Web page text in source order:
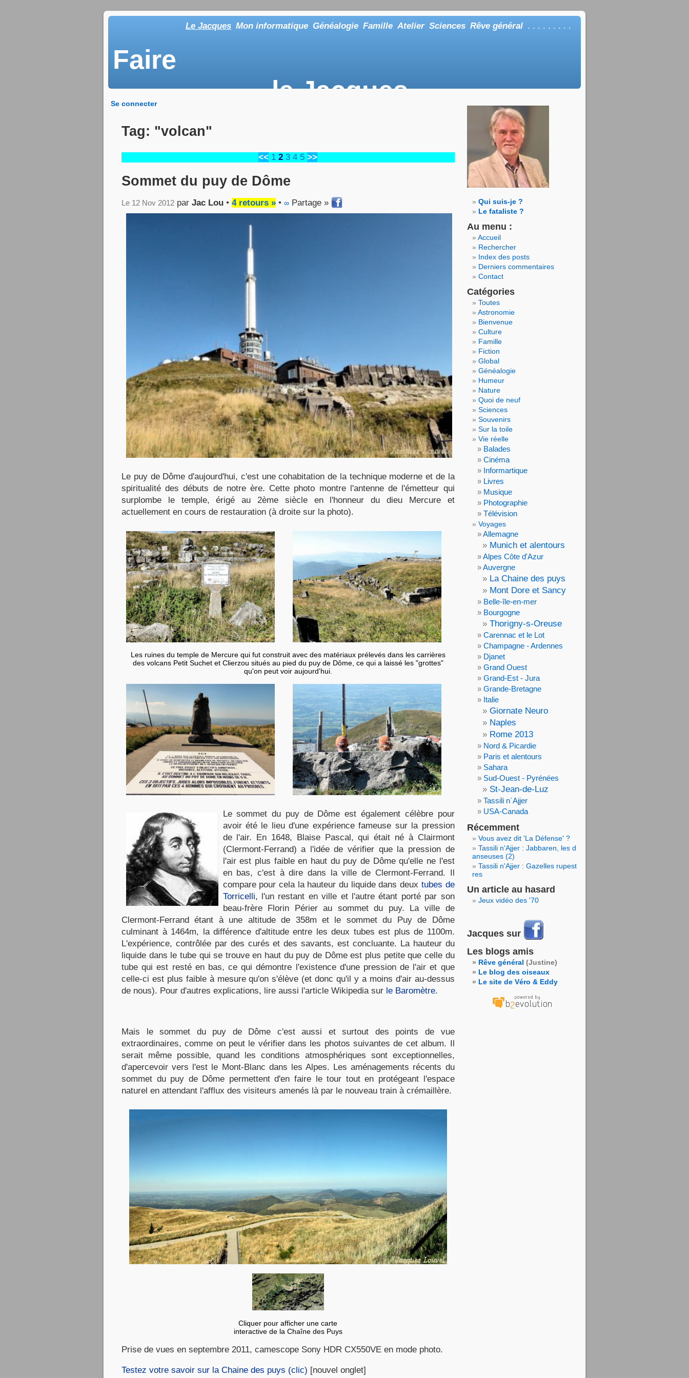
Le Jacques Mon informatique Généalogie Famille Atelier Sciences Rêve général . . . . . . . . .
Faire
le Jacques
Se connecter
Tag: "volcan"
<< 1 2 3 4 5 >>
Sommet du puy de Dôme
Le 12 Nov 2012 par Jac Lou • 4 retours » • ∞ Partage »
Le puy de Dôme d'aujourd'hui, c'est une cohabitation de la technique moderne et de la
spiritualité des débuts de notre ère. Cette photo montre l'antenne de l'émetteur qui
surplombe le temple, érigé au 2ème siècle en l'honneur du dieu Mercure et
actuellement en cours de restauration (à droite sur la photo).
Les ruines du temple de Mercure qui fut construit avec des matériaux prélevés dans les carrières
des volcans Petit Suchet et Clierzou situés au pied du puy de Dôme, ce qui a laissé les "grottes"
qu'on peut voir aujourd'hui.
Le sommet du puy de Dôme est également célèbre pour
avoir été le lieu d'une expérience fameuse sur la pression
de l'air. En 1648, Blaise Pascal, qui était né à Clairmont
(Clermont-Ferrand) a l'idée de vérifier que la pression de
l'air est plus faible en haut du puy de Dôme qu'elle ne l'est
en bas, c'est à dire dans la ville de Clermont-Ferrand. Il
compare pour cela la hauteur du liquide dans deux tubes de
Torricelli, l'un restant en ville et l'autre étant porté par son
beau-frère Florin Périer au sommet du puy. La ville de
Clermont-Ferrand étant à une altitude de 358m et le sommet du Puy de Dôme
culminant à 1464m, la différence d'altitude entre les deux tubes est plus de 1100m.
L'expérience, contrôlée par des curés et des savants, est concluante. La hauteur du
liquide dans le tube qui se trouve en haut du puy de Dôme est plus petite que celle du
tube qui est resté en bas, ce qui démontre l'existence d'une pression de l'air et que
celle-ci est plus faible à mesure qu'on s'élève (et donc qu'il y a moins d'air au-dessus
de nous). Pour d'autres explications, lire aussi l'article Wikipedia sur le Baromètre.
Mais le sommet du puy de Dôme c'est aussi et surtout des points de vue
extraordinaires, comme on peut le vérifier dans les photos suivantes de cet album. Il
serait même possible, quand les conditions atmosphériques sont exceptionnelles,
d'apercevoir vers l'est le Mont-Blanc dans les Alpes. Les aménagements récents du
sommet du puy de Dôme permettent d'en faire le tour tout en protégeant l'espace
naturel en attendant l'afflux des visiteurs amenés là par le nouveau train à crémaillère.
Cliquer pour afficher une carte
interactive de la Chaîne des Puys
Prise de vues en septembre 2011, camescope Sony HDR CX550VE en mode photo.
Testez votre savoir sur la Chaine des puys (clic) [nouvel onglet]
Qui suis-je ?
Le fataliste ?
Au menu :
Accueil
Rechercher
Index des posts
Derniers commentaires
Contact
Catégories
Toutes
Astronomie
Bienvenue
Culture
Famille
Fiction
Global
Généalogie
Humeur
Nature
Quoi de neuf
Sciences
Souvenirs
Sur la toile
Vie réelle
Balades
Cinéma
Informartique
Livres
Musique
Photographie
Télévision
Voyages
Allemagne
Munich et alentours
Alpes Côte d'Azur
Auvergne
La Chaine des puys
Mont Dore et Sancy
Belle-île-en-mer
Bourgogne
Thorigny-s-Oreuse
Carennac et le Lot
Champagne - Ardennes
Djanet
Grand Ouest
Grand-Est - Jura
Grande-Bretagne
Italie
Giornate Neuro
Naples
Rome 2013
Nord & Picardie
Paris et alentours
Sahara
Sud-Ouest - Pyrénées
St-Jean-de-Luz
Tassili n`Ajjer
USA-Canada
Récemment
Vous avez dit 'La Défense' ?
Tassili n'Ajjer : Jabbaren, les d
anseuses (2)
Tassili n'Ajjer : Gazelles rupest
res
Un article au hasard
Jeux vidéo des '70
Jacques sur
Les blogs amis
Rêve général (Justine)
Le blog des oiseaux
Le site de Véro & Eddy